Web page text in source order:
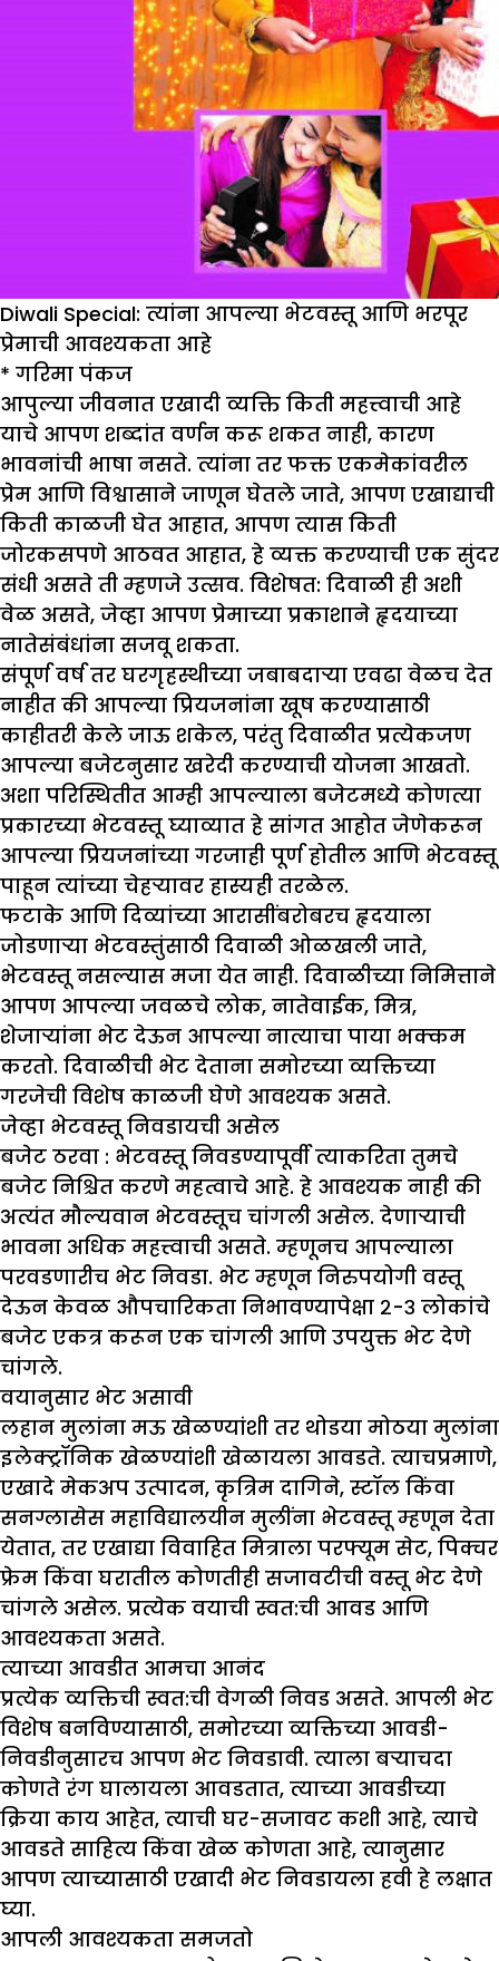
Diwali Special: त्यांना आपल्या भेटवस्तू आणि भरपूर
प्रेमाची आवश्यकता आहे
* गरिमा पंकज
आपुल्या जीवनात एखादी व्यक्ति किती महत्त्वाची आहे
याचे आपण शब्दांत वर्णन करू शकत नाही, कारण
भावनांची भाषा नसते. त्यांना तर फक्त एकमेकांवरील
प्रेम आणि विश्वासाने जाणून घेतले जाते, आपण एखाद्याची
किती काळजी घेत आहात, आपण त्यास किती
जोरकसपणे आठवत आहात, हे व्यक्त करण्याची एक सुंदर
संधी असते ती म्हणजे उत्सव. विशेषत: दिवाळी ही अशी
वेळ असते, जेव्हा आपण प्रेमाच्या प्रकाशाने हृदयाच्या
नातेसंबंधांना सजवू शकता.
संपूर्ण वर्ष तर घरगृहस्थीच्या जबाबदाऱ्या एवढा वेळच देत
नाहीत की आपल्या प्रियजनांना खूष करण्यासाठी
काहीतरी केले जाऊ शकेल, परंतु दिवाळीत प्रत्येकजण
आपल्या बजेटनुसार खरेदी करण्याची योजना आखतो.
अशा परिस्थितीत आम्ही आपल्याला बजेटमध्ये कोणत्या
प्रकारच्या भेटवस्तू घ्याव्यात हे सांगत आहोत जेणेकरून
आपल्या प्रियजनांच्या गरजाही पूर्ण होतील आणि भेटवस्तू
पाहून त्यांच्या चेहऱ्यावर हास्यही तरळेल.
फटाके आणि दिव्यांच्या आरासींबरोबरच हृदयाला
जोडणाऱ्या भेटवस्तुंसाठी दिवाळी ओळखली जाते,
भेटवस्तू नसल्यास मजा येत नाही. दिवाळीच्या निमित्ताने
आपण आपल्या जवळचे लोक, नातेवाईक, मित्र,
शेजाऱ्यांना भेट देऊन आपल्या नात्याचा पाया भक्कम
करतो. दिवाळीची भेट देताना समोरच्या व्यक्तिच्या
गरजेची विशेष काळजी घेणे आवश्यक असते.
जेव्हा भेटवस्तू निवडायची असेल
बजेट ठरवा : भेटवस्तू निवडण्यापूर्वी त्याकरिता तुमचे
बजेट निश्चित करणे महत्वाचे आहे. हे आवश्यक नाही की
अत्यंत मौल्यवान भेटवस्तूच चांगली असेल. देणाऱ्याची
भावना अधिक महत्त्वाची असते. म्हणूनच आपल्याला
परवडणारीच भेट निवडा. भेट म्हणून निरुपयोगी वस्तू
देऊन केवळ औपचारिकता निभावण्यापेक्षा २-३ लोकांचे
बजेट एकत्र करून एक चांगली आणि उपयुक्त भेट देणे
चांगले.
वयानुसार भेट असावी
लहान मुलांना मऊ खेळण्यांशी तर थोडया मोठया मुलांना
इलेक्ट्रॉनिक खेळण्यांशी खेळायला आवडते. त्याचप्रमाणे,
एखादे मेकअप उत्पादन, कृत्रिम दागिने, स्टॉल किंवा
सनग्लासेस महाविद्यालयीन मुलींना भेटवस्तू म्हणून देता
येतात, तर एखाद्या विवाहित मित्राला परफ्यूम सेट, पिक्चर
फ्रेम किंवा घरातील कोणतीही सजावटीची वस्तू भेट देणे
चांगले असेल. प्रत्येक वयाची स्वत:ची आवड आणि
आवश्यकता असते.
त्याच्या आवडीत आमचा आनंद
प्रत्येक व्यक्तिची स्वत:ची वेगळी निवड असते. आपली भेट
विशेष बनविण्यासाठी, समोरच्या व्यक्तिच्या आवडी-
निवडीनुसारच आपण भेट निवडावी. त्याला बऱ्याचदा
कोणते रंग घालायला आवडतात, त्याच्या आवडीच्या
क्रिया काय आहेत, त्याची घर-सजावट कशी आहे, त्याचे
आवडते साहित्य किंवा खेळ कोणता आहे, त्यानुसार
आपण त्याच्यासाठी एखादी भेट निवडायला हवी हे लक्षात
घ्या.
आपली आवश्यकता समजतो